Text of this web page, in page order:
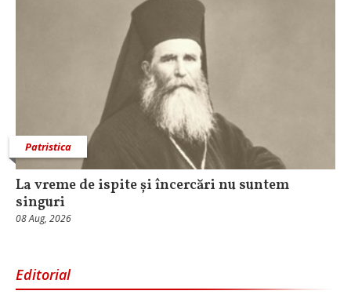
Patristica
La vreme de ispite și încercări nu suntem
singuri
08 Aug, 2026
Editorial